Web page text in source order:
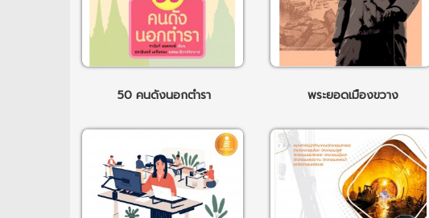
50 คนดังนอกตำรา พระยอดเมืองขวาง